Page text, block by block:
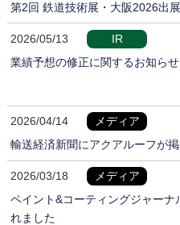
第2回 鉄道技術展・大阪2026出
2026/05/13
IR
業績予想の修正に関するお知らせ
2026/04/14
メディア
輸送経済新聞にアクアルーフが
2026/03/18
メディア
ペイント&コーティングジャー
れました